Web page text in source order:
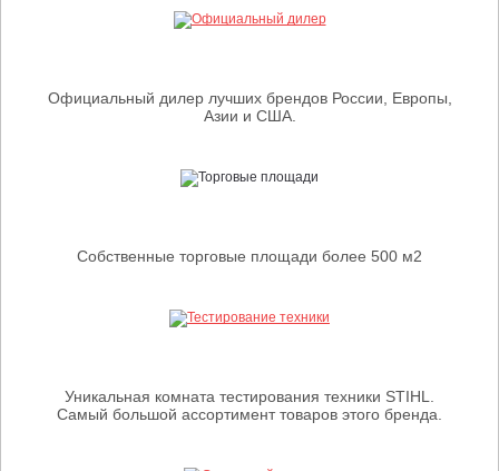
Официальный дилер лучших брендов России, Европы,
Азии и США.
Собственные торговые площади более 500 м2
Уникальная комната тестирования техники STIHL.
Самый большой ассортимент товаров этого бренда.